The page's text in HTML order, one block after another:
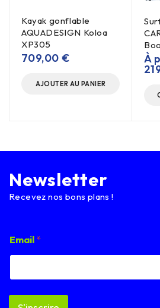
Kayak gonflable
AQUADESIGN Koloa
XP305
709,00 €
AJOUTER AU PANIER
À
Newsletter
Recevez nos bons plans !
E
m
i
E
Email *